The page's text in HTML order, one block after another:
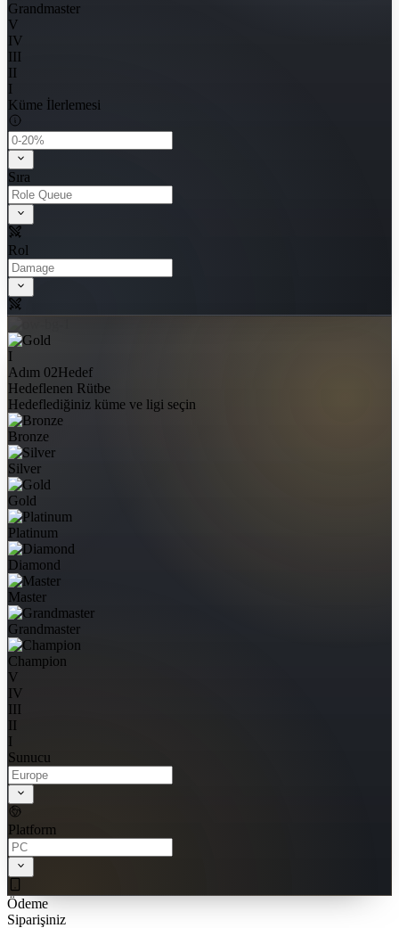
Grandmaster
V
IV
III
II
I
Küme İlerlemesi
Sıra
Rol
I
Adım 02Hedef
Hedeflenen Rütbe
Hedeflediğiniz küme ve ligi seçin
Bronze
Silver
Gold
Platinum
Diamond
Master
Grandmaster
Champion
V
IV
III
II
I
Sunucu
Platform
Ödeme
Siparişiniz